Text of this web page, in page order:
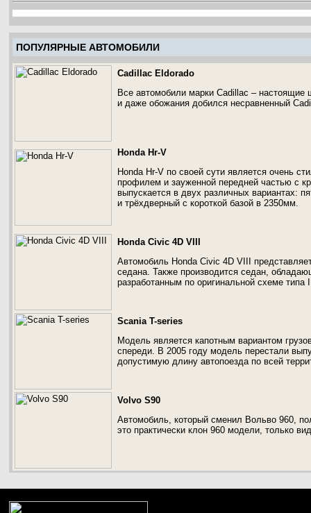
ПОПУЛЯРНЫЕ АВТОМОБИЛИ
Cadillac Eldorado
Все автомобили марки Cadillac – настоящие
и даже обожания добился несравненный
Honda Hr-V
Honda Hr-V по своей сути является очень
профилем и зауженной передней частью с
выпускается в двух различных вариантах:
и трёхдверный с короткой базой в 2350мм.
Honda Civic 4D VIII
Автомобиль Honda Civic 4D VIII
седана. Также производится седан,
разработанным по оригинальной схеме типа
Scania T-series
Модель является капотным вариантом
спереди. В 2005 году модель перестали
допустимую длину автопоезда по всей
Volvo S90
Автомобиль, который сменил Вольво 960,
это практически клон 960 модели, только